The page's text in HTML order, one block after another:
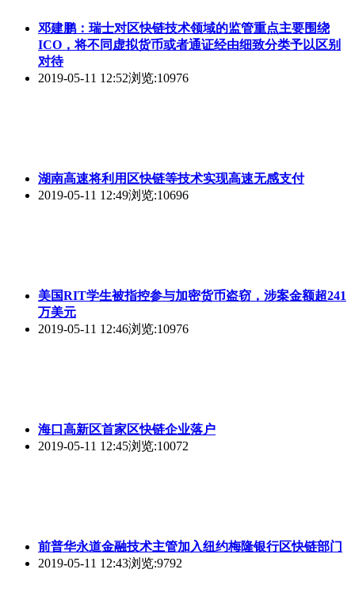
邓建鹏：瑞士对区快链技术领域的监管重点主要围绕
ICO，将不同虚拟货币或者通证经由细致分类予以区别
对待
2019-05-11 12:52浏览:10976
湖南高速将利用区快链等技术实现高速无感支付
2019-05-11 12:49浏览:10696
美国RIT学生被指控参与加密货币盗窃，涉案金额超241
万美元
2019-05-11 12:46浏览:10976
海口高新区首家区快链企业落户
2019-05-11 12:45浏览:10072
前普华永道金融技术主管加入纽约梅隆银行区快链部门
2019-05-11 12:43浏览:9792